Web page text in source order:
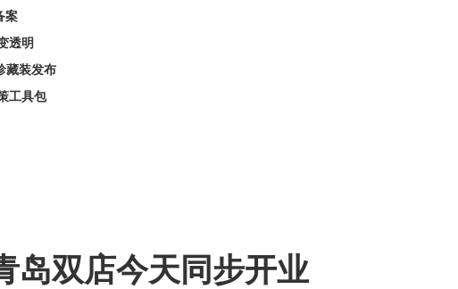
案
透明
藏装发布
工具包
岛双店今天同步开业